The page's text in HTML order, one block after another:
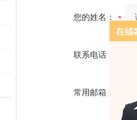
您的姓名：
联系电话：
常用邮箱：